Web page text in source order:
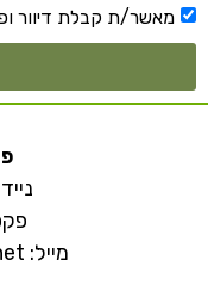
מאשר/ת קבלת דיוור
פקס: 03-
מייל: